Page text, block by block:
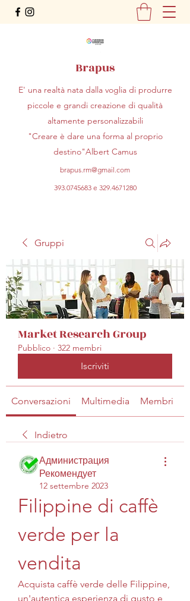
Brapus
E' una realtà nata dalla voglia di produrre
piccole e grandi creazione di qualità
altamente personalizzabili
"Creare è dare una forma al proprio
destino"Albert Camus
brapus.rm@gmail.com
393.0745683e 329.4671280
Gruppi
Market Research Group
Pubblico · 322 membri
Iscriviti
Conversazioni Multimedia Membri
Indietro
Администрация
Рекомендует
12 settembre 2023
Filippine di caffè
verde per la
vendita
Acquista caffè verde delle Filippine,
un'autentica esperienza di gusto e